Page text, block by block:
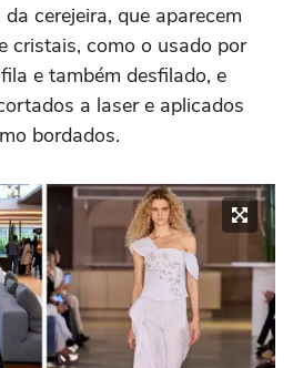
cerejeira, que aparecem
cristais, como o usado por
e também desfilado, e
a laser e aplicados
bordados.